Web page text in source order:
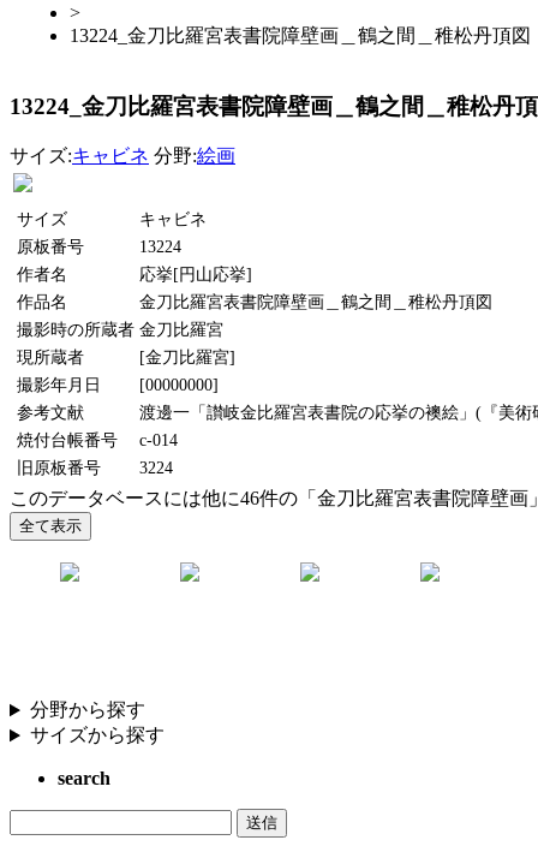
>
13224_金刀比羅宮表書院障壁画＿鶴之間＿稚松丹頂図
13224_金刀比羅宮表書院障壁画＿鶴之間＿稚松丹
サイズ:キャビネ 分野:絵画
サイズ
キャビネ
原板番号
13224
作者名
応挙[円山応挙]
作品名
金刀比羅宮表書院障壁画＿鶴之間＿稚松丹頂図
撮影時の所蔵者 金刀比羅宮
現所蔵者
[金刀比羅宮]
撮影年月日
[00000000]
参考文献
渡邊一「讃岐金比羅宮表書院の応挙の襖絵」(『美
焼付台帳番号
c-014
旧原板番号
3224
このデータベースには他に46件の「金刀比羅宮表書院障壁画
分野から探す
サイズから探す
search